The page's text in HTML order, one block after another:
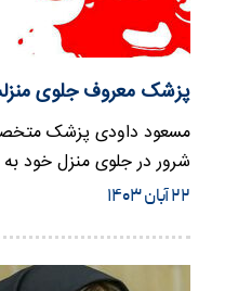
پزشک معروف جلوی
مسعود داودی پزشک
شرور در جلوی منزل خود
۲۲ آبان ۱۴۰۳